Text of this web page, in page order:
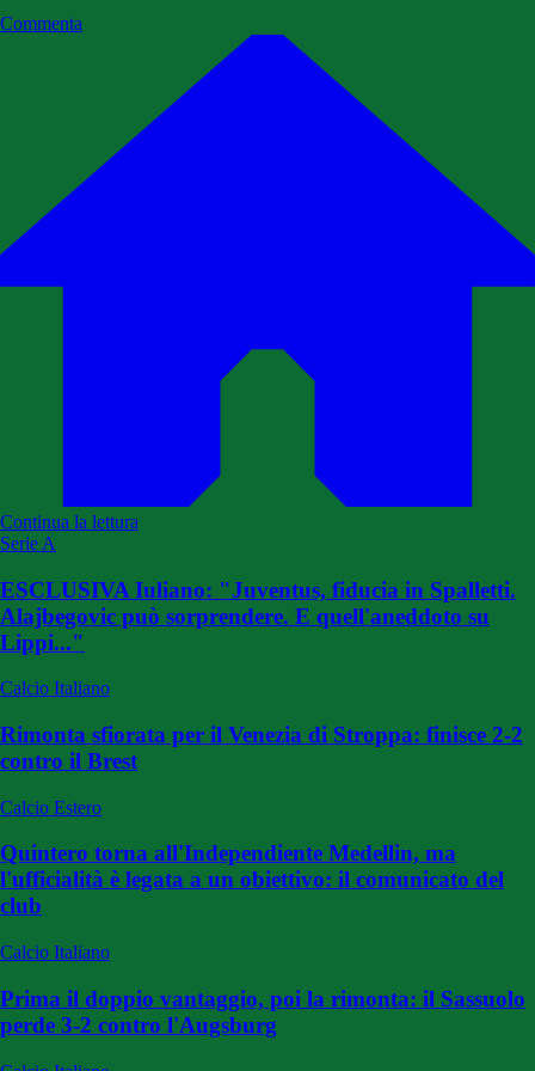
Commenta
Continua la lettura
Serie A
ESCLUSIVA Iuliano: "Juventus, fiducia in Spalletti.
Alajbegovic può sorprendere. E quell'aneddoto su
Lippi..."
Calcio Italiano
Rimonta sfiorata per il Venezia di Stroppa: finisce 2-2
contro il Brest
Calcio Estero
Quintero torna all'Independiente Medellin, ma
l'ufficialità è legata a un obiettivo: il comunicato del
club
Calcio Italiano
Prima il doppio vantaggio, poi la rimonta: il Sassuolo
perde 3-2 contro l'Augsburg